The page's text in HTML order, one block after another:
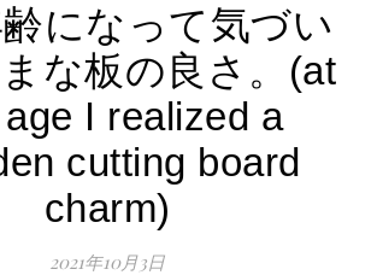
になって気づい
な板の良さ。(at
I realized a
cutting board
charm)
2021年10月3日